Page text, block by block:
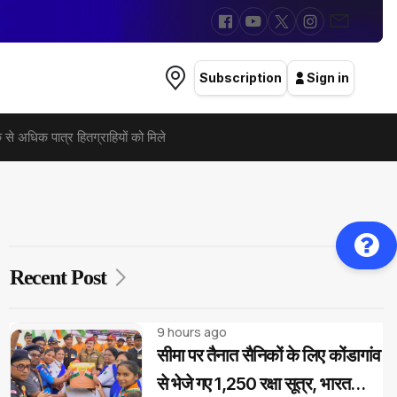
Subscription Sign in
अधिक पात्र हितग्राहियों को मिले
Recent Post
9 hours ago
सीमा पर तैनात सैनिकों के लिए कोंडागांव
से भेजे गए 1,250 रक्षा सूत्र, भारत